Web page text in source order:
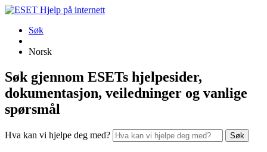
Søk
Norsk
Søk gjennom ESETs hjelpesider,
dokumentasjon, veiledninger og vanlige
spørsmål
Hva kan vi hjelpe deg med? Søk